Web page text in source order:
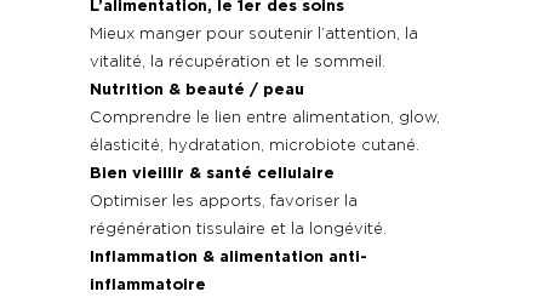
L’alimentation, le 1er des soins
Mieux manger pour soutenir l’attention, la
vitalité, la récupération et le sommeil.
Nutrition & beauté / peau
Comprendre le lien entre alimentation, glow,
élasticité, hydratation, microbiote cutané.
Bien vieillir & santé cellulaire
Optimiser les apports, favoriser la
régénération tissulaire et la longévité.
Inflammation & alimentation anti-
inflammatoire